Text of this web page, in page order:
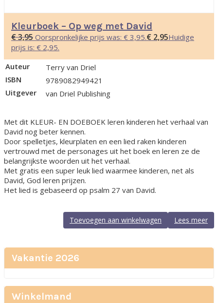
Kleurboek – Op weg met David
€3,95 Oorspronkelijke prijs was: € 3,95.€ 2,95Huidige
prijs is: € 2,95.
Auteur
Terry van Driel
ISBN
9789082949421
Uitgever
van Driel Publishing
Met dit KLEUR- EN DOEBOEK leren kinderen het verhaal van
David nog beter kennen.
Door spelletjes, kleurplaten en een lied raken kinderen
vertrouwd met de personages uit het boek en leren ze de
belangrijkste woorden uit het verhaal.
Met gratis een super leuk lied waarmee kinderen, net als
David, God leren prijzen.
Het lied is gebaseerd op psalm 27 van David.
Lees meer
Toevoegen aan winkelwagen
Vakantie 2026
Winkelmand